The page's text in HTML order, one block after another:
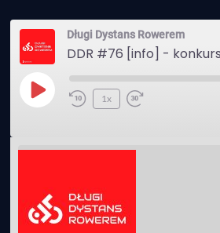
Długi Dystans Rowerem
Play
1x